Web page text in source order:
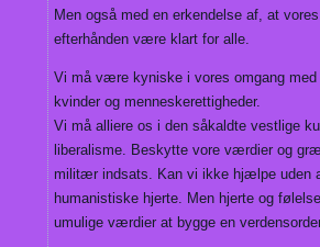
Men også med en erkendelse af, at
efterhånden være klart for alle.
Vi må være kyniske i vores omgang med
kvinder og menneskerettigheder.
Vi må alliere os i den såkaldte vestlige
liberalisme. Beskytte vore værdier og
militær indsats. Kan vi ikke hjælpe uden
humanistiske hjerte. Men hjerte og
umulige værdier at bygge en